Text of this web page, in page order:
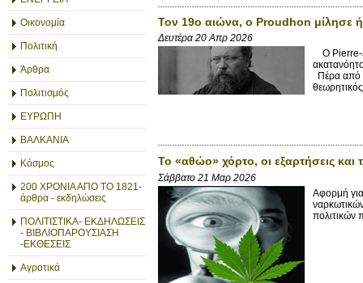
Οικονομία
Πολιτική
Άρθρα
Πολιτισμός
ΕΥΡΩΠΗ
ΒΑΛΚΑΝΙΑ
Κόσμος
200 ΧΡΟΝΙΑ ΑΠΟ ΤΟ 1821-
άρθρα - εκδηλώσεις
ΠΟΛΙΤΙΣΤΙΚΑ- ΕΚΔΗΛΩΣΕΙΣ
- ΒΙΒΛΙΟΠΑΡΟΥΣΙΑΣΗ
-ΕΚΘΕΣΕΙΣ
Αγροτικά
Τον 19ο αιώνα, ο Proudhon μίλησε
Δευτέρα 20 Απρ 2026
Ο Pierre-
Πέρα από
Το «αθώο» χόρτο, οι εξαρτήσεις και
Σάββατο 21 Μαρ 2026
Αφορμή
πολιτικών